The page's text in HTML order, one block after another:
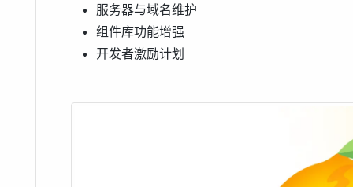
服务器与域名维护
组件库功能增强
开发者激励计划